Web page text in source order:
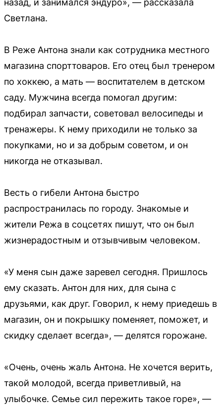
назад, и занимался эндуро», — рассказала
Светлана.
В Реже Антона знали как сотрудника местного
магазина спорттоваров. Его отец был тренером
по хоккею, а мать — воспитателем в детском
саду. Мужчина всегда помогал другим:
подбирал запчасти, советовал велосипеды и
тренажеры. К нему приходили не только за
покупками, но и за добрым советом, и он
никогда не отказывал.
Весть о гибели Антона быстро
распространилась по городу. Знакомые и
жители Режа в соцсетях пишут, что он был
жизнерадостным и отзывчивым человеком.
«У меня сын даже заревел сегодня. Пришлось
ему сказать. Антон для них, для сына с
друзьями, как друг. Говорил, к нему приедешь в
магазин, он и покрышку поменяет, поможет, и
скидку сделает всегда», — делятся горожане.
«Очень, очень жаль Антона. Не хочется верить,
такой молодой, всегда приветливый, на
улыбочке. Семье сил пережить такое горе», —